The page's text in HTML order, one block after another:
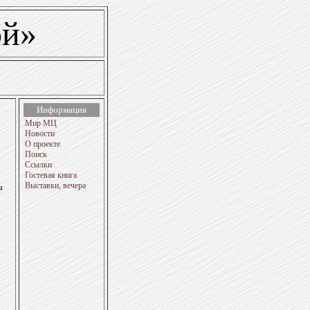
Информация
Мир МЦ
Новости
О проекте
Поиск
Ссылки
Гостевая книга
Выставки, вечера